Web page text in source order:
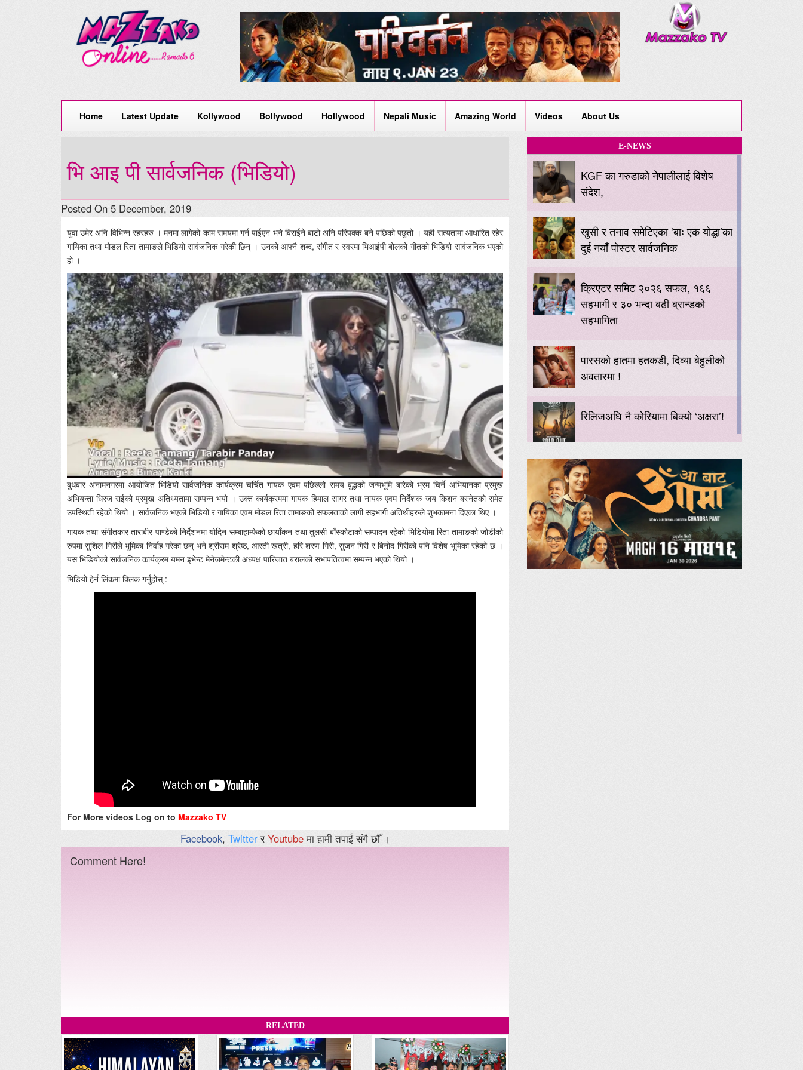
Home Latest Update Kollywood Bollywood Hollywood Nepali Music Amazing World Videos About Us
भि आइ पी सार्वजनिक (भिडियो)
Posted On 5 December, 2019
युवा उमेर अनि विभिन्न रहरहरु । मनमा लागेको काम समयमा गर्न पाईएन भने बिराईने बाटो अनि परिपक्क बने पछिको पछुतो । यही सत्यतामा आधारित रहेर
गायिका तथा मोडल रिता तामाङले भिडियो सार्वजनिक गरेकी छिन् । उनको आफ्नै शब्द, संगीत र स्वरमा भिआईपी बोलको गीतको भिडियो सार्वजनिक भएको
हो ।
बुधबार अनामनगरमा आयोजित भिडियो सार्वजनिक कार्यक्रम चर्चित गायक एवम पछिल्लो समय बुद्धको जन्मभूमि बारेको भ्रम चिर्ने अभियानका प्रमुख
अभियन्ता धिरज राईको प्रमुख अतिथ्यतामा सम्पन्न भयो । उक्त कार्यक्रममा गायक हिमाल सागर तथा नायक एवम निर्देशक जय किशन बस्नेतको समेत
उपस्थिती रहेको थियो । सार्वजनिक भएको भिडियो र गायिका एवम मोडल रिता तामाङको सफलताको लागी सहभागी अतिथीहरुले शुभकामना दिएका थिए ।
गायक तथा संगीतकार ताराबीर पाण्डेको निर्देशनमा योदिन सम्बाहाम्फेको छायाँकन तथा तुलसी बाँस्कोटाको सम्पादन रहेको भिडियोमा रिता तामाङको जोडीको
रुपमा सुशिल गिरीले भूमिका निर्वाह गरेका छन् भने श्रीराम श्रेष्ठ, आरती खत्री, हरि शरण गिरी, सुजन गिरी र बिनोद गिरीको पनि विशेष भूमिका रहेको छ ।
यस भिडियोको सार्वजनिक कार्यक्रम यमन इभेन्ट मेनेजमेन्टकी अध्यक्ष पारिजात बरालको सभापतित्वमा सम्पन्न भएको थियो ।
भिडियो हेर्न लिंकमा क्लिक गर्नुहोस् :
For More videos Log on to Mazzako TV
Facebook, TwitterरYoutubeमा हामी तपाईं संगै छौँ ।
Comment Here!
RELATED
E-NEWS
KGF का गरुडाको नेपालीलाई विशेष
संदेश,
खुसी र तनाव समेटिएका ‘बाः एक योद्धा’का
दुई नयाँ पोस्टर सार्वजनिक
क्रिएटर समिट २०२६ सफल, १६६
सहभागी र ३० भन्दा बढी ब्रान्डको
सहभागिता
पारसको हातमा हतकडी, दिव्या बेहुलीको
अवतारमा !
रिलिजअघि नै कोरियामा बिक्यो ‘अक्षरा’!